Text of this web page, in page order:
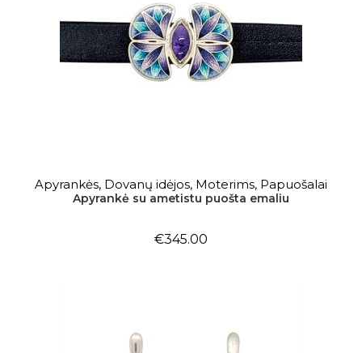
Į KREPŠELĮ
Apyrankės, Dovanų idėjos, Moterims, Papuošalai
Apyrankė su ametistu puošta emaliu
€345.00